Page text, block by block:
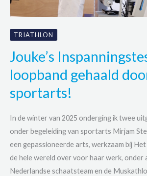
kennen
TRIATHLON
Jouke’s
loopband gehaald
sportarts!
In de winter van 2025 onderging ik twee
onder begeleiding van sportarts Mirjam
een gepassioneerde arts, werkzaam bij
de hele wereld over voor haar werk, onder
Nederlandse schaatsteam en de